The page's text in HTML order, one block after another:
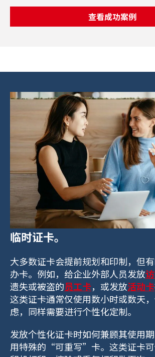
查看成功案例
临时证卡。
大多数证卡会提前规划和印制，但
办卡。例如，给企业外部人员发放
遗失或被盗的员工卡，或发放活动卡
这类证卡通常仅使用数小时或数天
虑，同样需要进行个性化定制。
发放个性化证卡时如何兼顾其使用
用特殊的“可重写”卡。这类证卡